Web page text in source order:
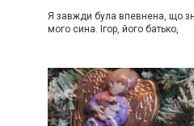
Я завжди була впевнена, що
мого сина. Ігор, його батько,